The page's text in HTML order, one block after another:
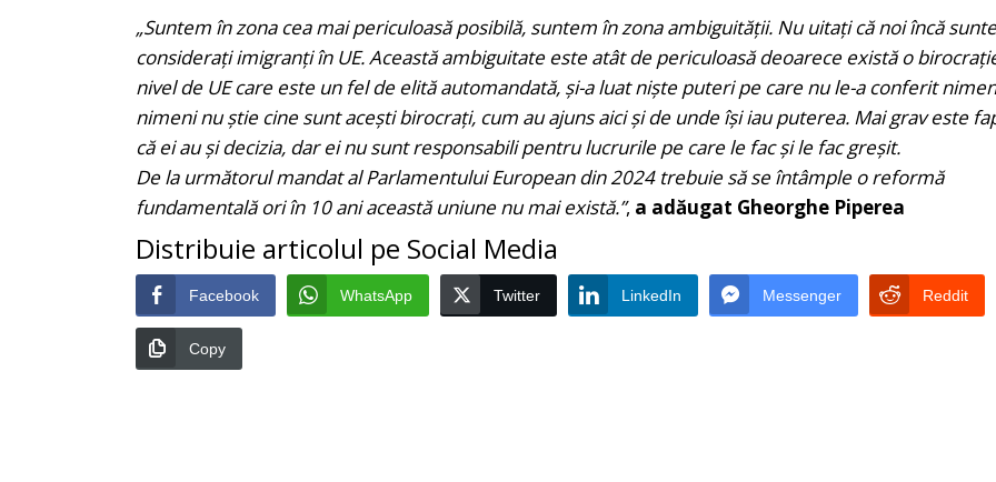
„Suntem în zona cea mai periculoasă posibilă, suntem în zona ambiguității. Nu uitați că noi încă
considerați imigranți în UE. Această ambiguitate este atât de periculoasă deoarece există o
nivel de UE care este un fel de elită automandată, și-a luat niște puteri pe care nu le-a conferit
nimeni nu știe cine sunt acești birocrați, cum au ajuns aici și de unde își iau puterea. Mai grav este
că ei au și decizia, dar ei nu sunt responsabili pentru lucrurile pe care le fac și le fac greșit.
De la următorul mandat al Parlamentului European din 2024 trebuie să se întâmple o reformă
fundamentală ori în 10 ani această uniune nu mai există.”, a adăugat Gheorghe Piperea
Distribuie articolul pe Social Media
Facebook WhatsApp Twitter LinkedIn Messenger Reddit
Copy